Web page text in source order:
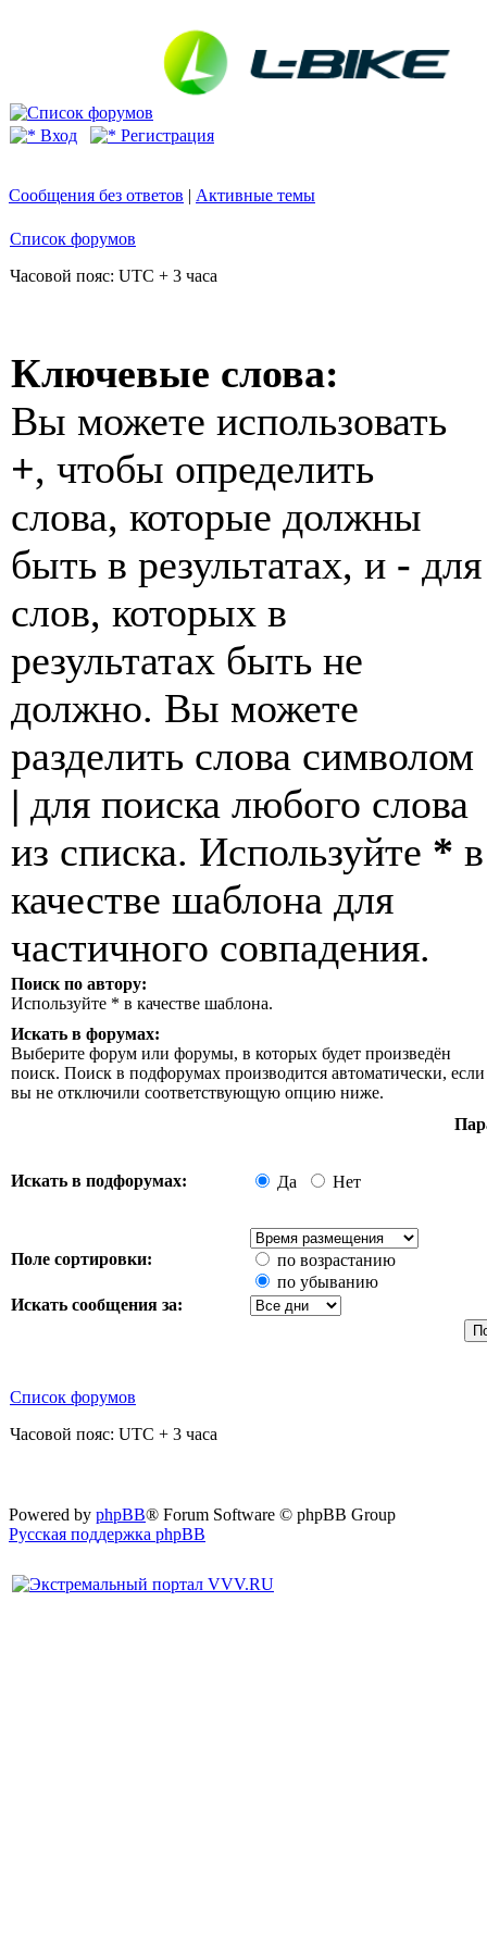
Вход Регистрация
Сообщения без ответов | Активные темы
Список форумов
Часовой пояс: UTC + 3 часа
Ключевые слова:
Вы можете использовать
+, чтобы определить
слова, которые должны
быть в результатах, и - для
слов, которых в
результатах быть не
должно. Вы можете
разделить слова символом
| для поиска любого слова
из списка. Используйте * в
качестве шаблона для
частичного совпадения.
Поиск по автору:
Используйте * в качестве шаблона.
Искать в форумах:
Выберите форум или форумы, в которых будет произведён
поиск. Поиск в подфорумах производится автоматически, если
вы не отключили соответствующую опцию ниже.
Искать в подфорумах: Да Нет
Поле сортировки:
по возрастанию
по убыванию
Искать сообщения за:
Список форумов
Часовой пояс: UTC + 3 часа
Powered by phpBB® Forum Software © phpBB Group
Русская поддержка phpBB